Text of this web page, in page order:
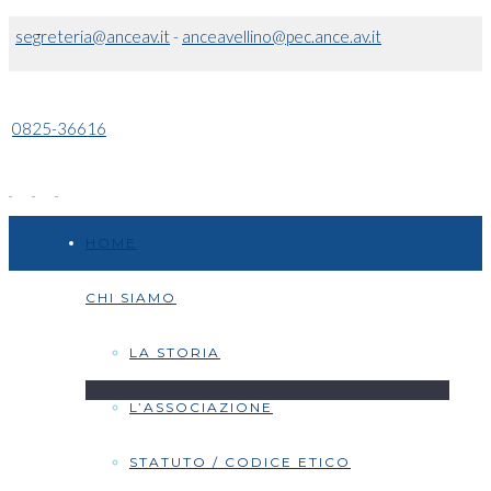
segreteria@anceav.it- anceavellino@pec.ance.av.it
0825-36616
CHI SIAMO
LA STORIA
L’ASSOCIAZIONE
STATUTO / CODICE ETICO